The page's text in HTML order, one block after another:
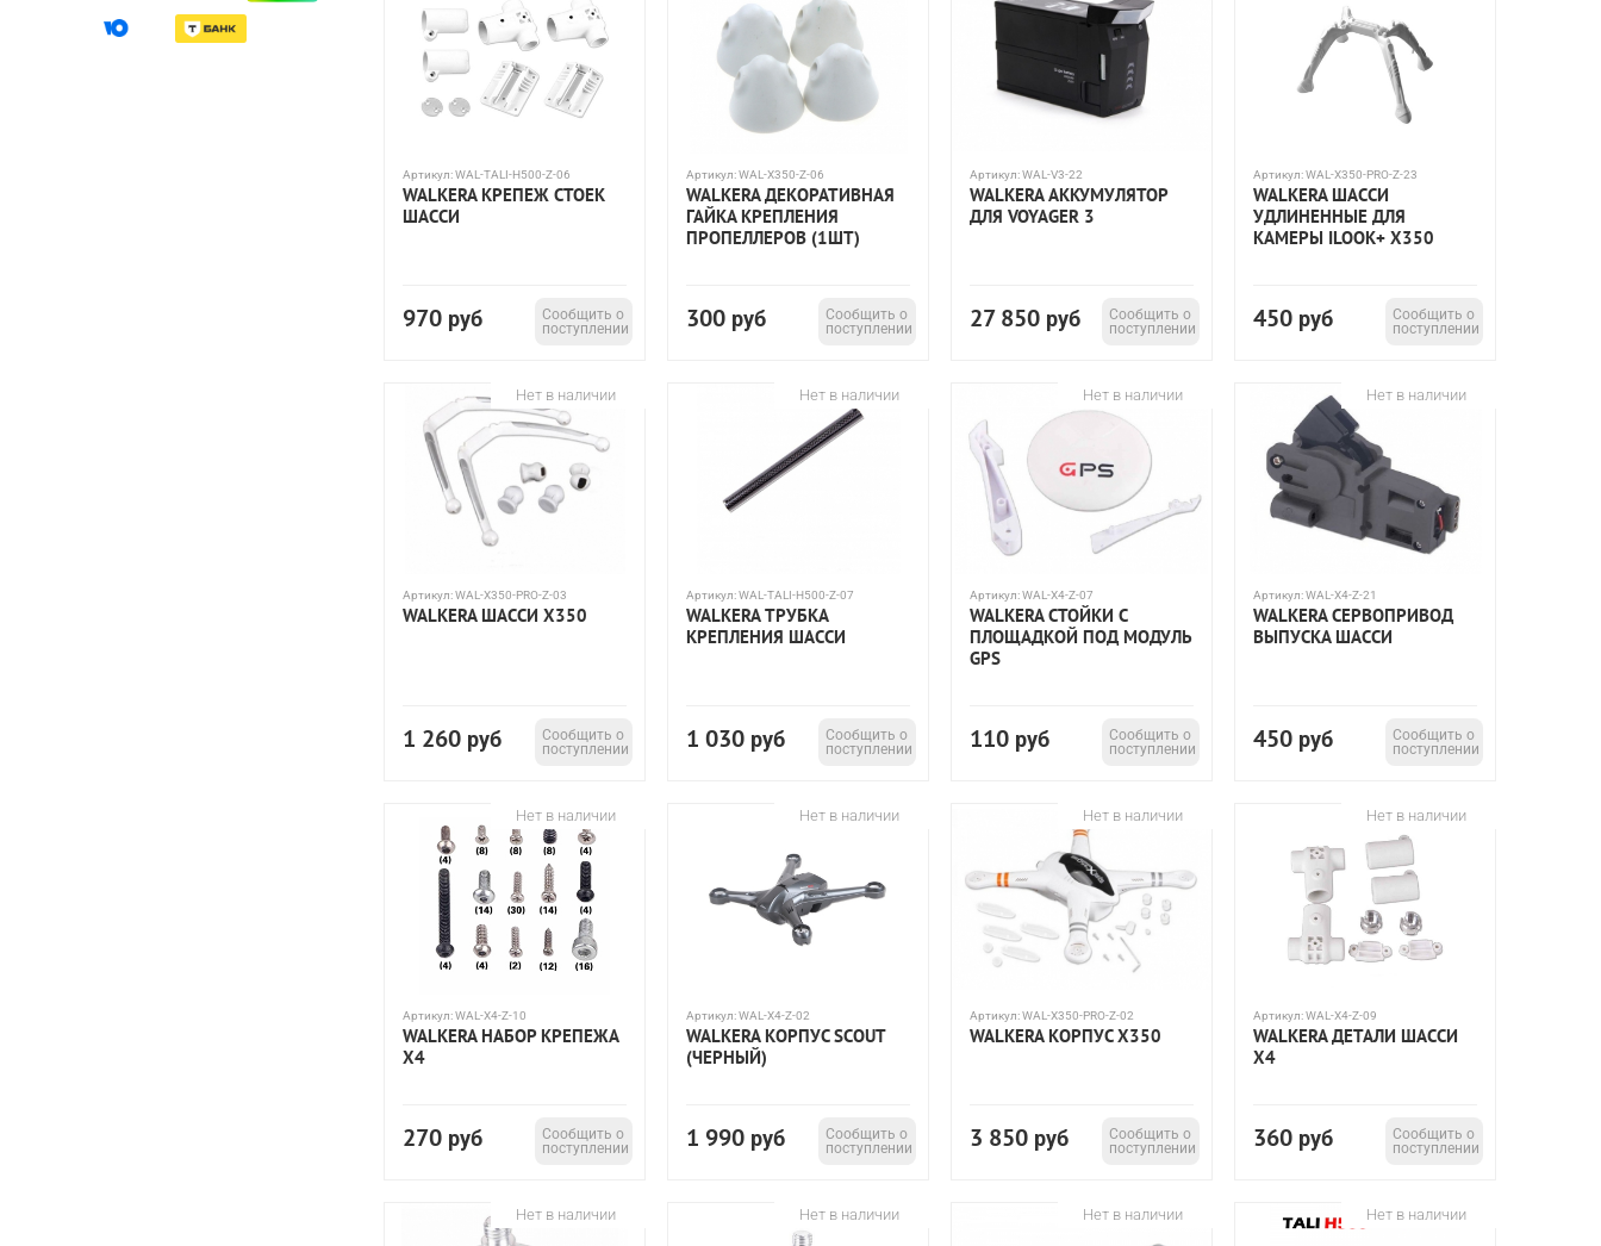
Артикул:WAL-TALI-H500-Z-06
WALKERA КРЕПЕЖ СТОЕК
ШАССИ
970 руб
Сообщить о
поступлении
Артикул:WAL-X350-Z-06
WALKERA ДЕКОРАТИВНАЯ
ГАЙКА КРЕПЛЕНИЯ
ПРОПЕЛЛЕРОВ (1ШТ)
300 руб
Сообщить о
поступлении
Артикул:WAL-V3-22
WALKERA АККУМУЛЯТОР
ДЛЯ VOYAGER 3
27 850 руб
Сообщить о
поступлении
Артикул:WAL-X350-PRO-Z-23
WALKERA ШАССИ
УДЛИНЕННЫЕ ДЛЯ
КАМЕРЫ ILOOK+ X350
450 руб
Сообщить о
поступлении
Нет в наличии
Артикул:WAL-X350-PRO-Z-03
WALKERA ШАССИ X350
1 260 руб
Сообщить о
поступлении
Нет в наличии
Артикул:WAL-TALI-H500-Z-07
WALKERA ТРУБКА
КРЕПЛЕНИЯ ШАССИ
1 030 руб
Сообщить о
поступлении
Нет в наличии
Артикул:WAL-X4-Z-07
WALKERA СТОЙКИ С
ПЛОЩАДКОЙ ПОД МОДУЛЬ
GPS
110 руб
Сообщить о
поступлении
Нет в наличии
Артикул:WAL-X4-Z-21
WALKERA СЕРВОПРИВОД
ВЫПУСКА ШАССИ
450 руб
Сообщить о
поступлении
Нет в наличии
Артикул:WAL-X4-Z-10
WALKERA НАБОР КРЕПЕЖА
X4
270 руб
Сообщить о
поступлении
Нет в наличии
Артикул:WAL-X4-Z-02
WALKERA КОРПУС SCOUT
(ЧЕРНЫЙ)
1 990 руб
Сообщить о
поступлении
Нет в наличии
Артикул:WAL-X350-PRO-Z-02
WALKERA КОРПУС X350
3 850 руб
Сообщить о
поступлении
Нет в наличии
Артикул:WAL-X4-Z-09
WALKERA ДЕТАЛИ ШАССИ
X4
360 руб
Сообщить о
поступлении
Нет в наличии Нет в наличии Нет в наличии Нет в наличии